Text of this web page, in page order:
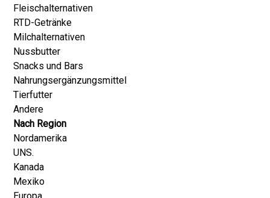
Fleischalternativen
RTD-Getränke
Milchalternativen
Nussbutter
Snacks und Bars
Nahrungsergänzungsmittel
Tierfutter
Andere
Nach Region
Nordamerika
UNS.
Kanada
Mexiko